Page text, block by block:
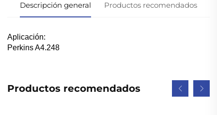
Descripción general Productos recomendados
Aplicación:
Perkins A4.248
Productos recomendados